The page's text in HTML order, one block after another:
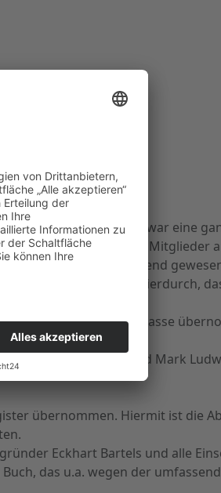
berichten. Und das war eine
Mitarbeit engagierter Mitglieder
6 Nationen) anwesend
bezeugen hierdurch,
hat nicht nur die Kasse
und einem
Sigrid Hofmann und Mark
übernommen. Hiermit ist die
Eckhart Bartels und alle
das u.a. wegen der